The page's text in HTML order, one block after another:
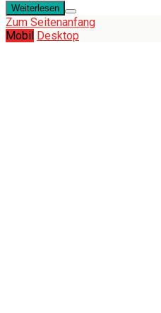
Weiterlesen
Zum Seitenanfang
Mobil Desktop